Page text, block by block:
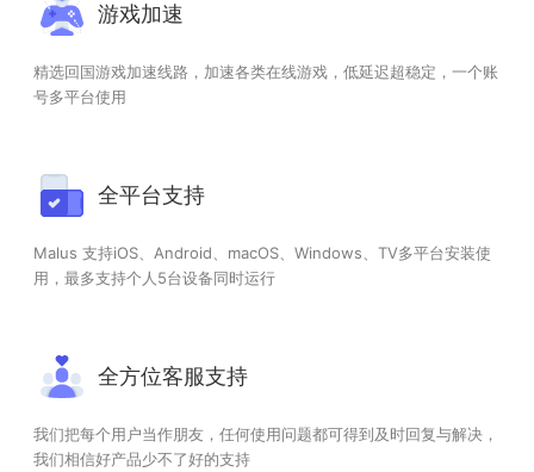
游戏加速
精选回国游戏加速线路，加速各类在线游戏，低延迟超稳定，一个账
号多平台使用
全平台支持
Malus 支持iOS、Android、macOS、Windows、TV多平台安装使
用，最多支持个人5台设备同时运行
全方位客服支持
我们把每个用户当作朋友，任何使用问题都可得到及时回复与解决，
我们相信好产品少不了好的支持